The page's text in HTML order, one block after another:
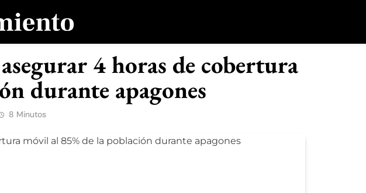
4 horas de cobertura
durante apagones
8 Minutos